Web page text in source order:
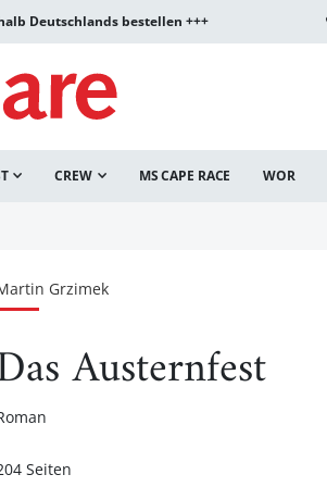
Deutschlands bestellen +++
CREW MS CAPE RACE WOR
Grzimek
Austernfest
Seiten